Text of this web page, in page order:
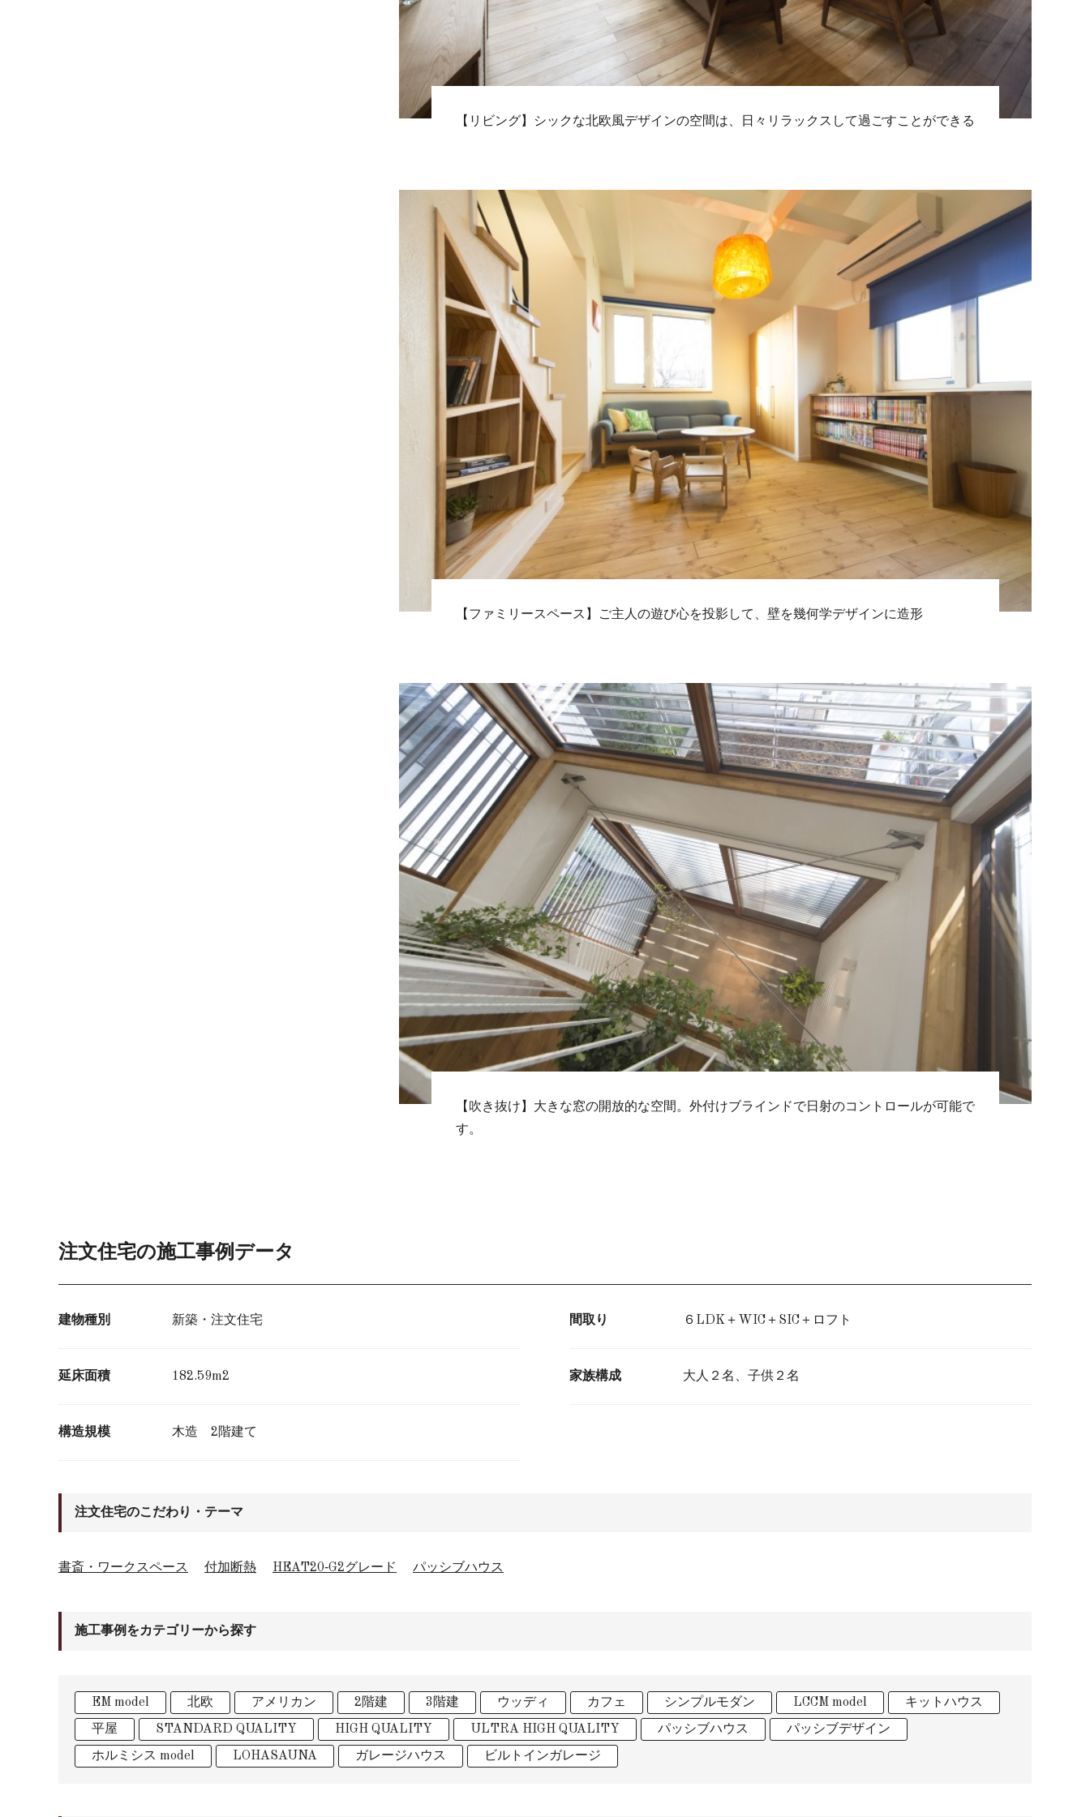
【リビング】シックな北欧風デザインの空間は、日々リラックスして過ごすことができる
【ファミリースペース】ご主人の遊び心を投影して、壁を幾何学デザインに造形
【吹き抜け】大きな窓の開放的な空間。外付けブラインドで日射のコントロールが可能で
す。
注文住宅の施工事例データ
建物種別 新築・注文住宅
延床面積 182.59m2
構造規模 木造 2階建て
間取り ６LDK＋WIC＋SIC＋ロフト
家族構成 大人２名、子供２名
注文住宅のこだわり・テーマ
書斎・ワークスペース 付加断熱 HEAT20‐G2グレード パッシブハウス
施工事例をカテゴリーから探す
EM model 北欧 アメリカン 2階建 3階建 ウッディ カフェ シンプルモダン LCCM model キットハウス
平屋 STANDARD QUALITY HIGH QUALITY ULTRA HIGH QUALITY パッシブハウス パッシブデザイン
ホルミシス model LOHASAUNA ガレージハウス ビルトインガレージ